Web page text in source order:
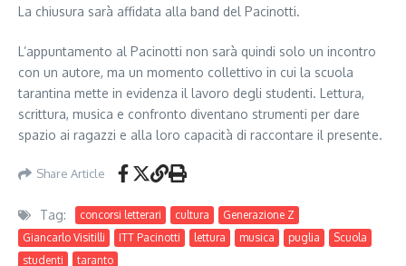
La chiusura sarà affidata alla band del Pacinotti.
L’appuntamento al Pacinotti non sarà quindi solo un incontro
con un autore, ma un momento collettivo in cui la scuola
tarantina mette in evidenza il lavoro degli studenti. Lettura,
scrittura, musica e confronto diventano strumenti per dare
spazio ai ragazzi e alla loro capacità di raccontare il presente.
Share Article
Tag: concorsi letterari cultura
Generazione Z
Giancarlo Visitilli
ITT Pacinotti lettura musica puglia
Scuola
studenti
taranto